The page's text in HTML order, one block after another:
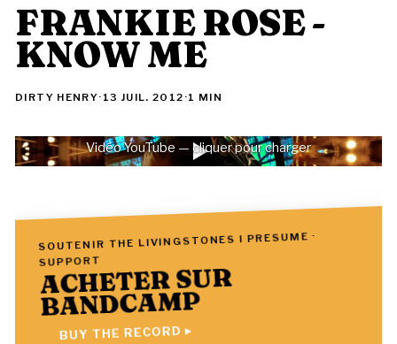
FRANKIE ROSE -
KNOW ME
DIRTY HENRY· 13 JUIL. 2012 ·1 MIN
Vidéo YouTube — cliquer pour charger
SOUTENIR THE LIVINGSTONES I PRESUME ·
SUPPORT
ACHETER SUR
BANDCAMP
BUY THE RECORD ▸